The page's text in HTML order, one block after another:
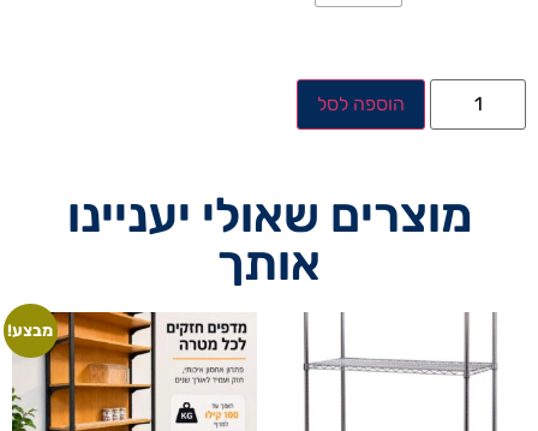
הוספה לסל
מוצרים שאולי יעניינו
אותך
מבצע!